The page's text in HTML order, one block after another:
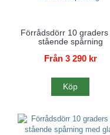
Förrådsdörr 10 graders
stående spårning
Från 3 290 kr
Köp